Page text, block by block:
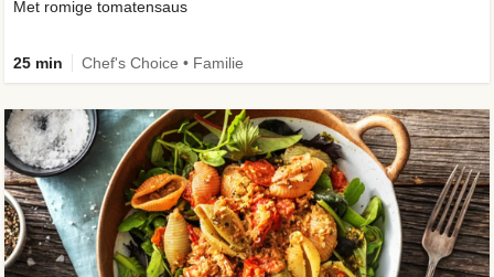
Met romige tomatensaus
25 min Chef's Choice • Familie